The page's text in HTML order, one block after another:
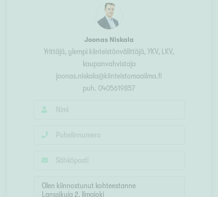
Joonas Niskala
Yrittäjä, ylempi kiinteistönvälittäjä, YKV, LKV,
kaupanvahvistaja
joonas.niskala@kiinteistomaailma.fi
puh. 0405619857